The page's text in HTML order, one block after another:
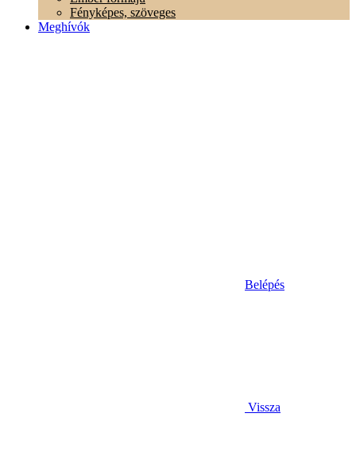
Fényképes, szöveges
Meghívók
Belépés
Vissza